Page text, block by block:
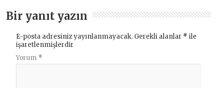
Bir yanıt yazın
E-posta adresiniz yayınlanmayacak. Gerekli alanlar * ile
işaretlenmişlerdir
Yorum *